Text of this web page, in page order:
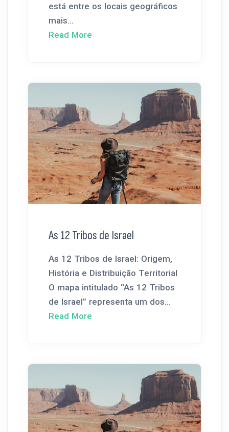
está entre os locais geográficos
mais...
Read More
As 12 Tribos de Israel
As 12 Tribos de Israel: Origem,
História e Distribuição Territorial
O mapa intitulado “As 12 Tribos
de Israel” representa um dos...
Read More